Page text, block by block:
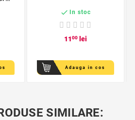
 In stoc
1100lei
Adauga in cos
SIMILARE: